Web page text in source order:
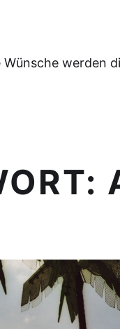
Wünsche werden